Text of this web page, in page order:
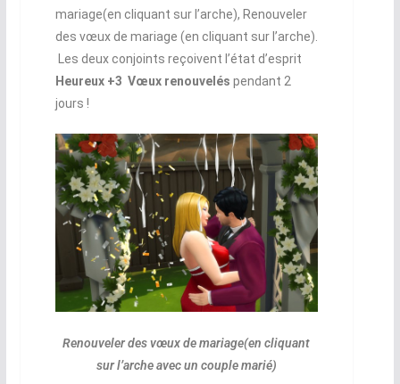
mariage(en cliquant sur l’arche), Renouveler
des vœux de mariage (en cliquant sur l’arche).
Les deux conjoints reçoivent l’état d’esprit
Heureux +3 Vœux renouvelés pendant 2
jours !
Renouveler des vœux de mariage(en cliquant
sur l’arche avec un couple marié)